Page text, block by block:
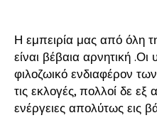
Η εμπειρία μας από όλη
είναι βέβαια αρνητική .Οι
φιλοζωικό ενδιαφέρον
τις εκλογές, πολλοί δε
ενέργειες απολύτως εις